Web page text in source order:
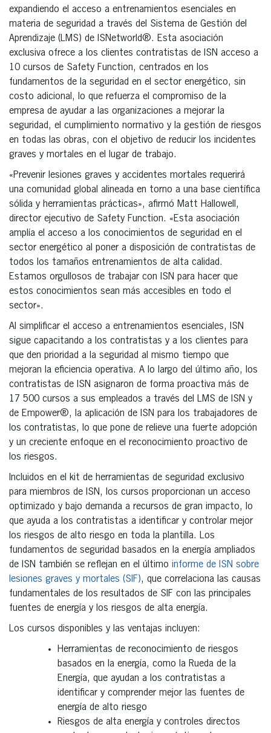
expandiendo el acceso a entrenamientos esenciales en
materia de seguridad a través del Sistema de Gestión del
Aprendizaje (LMS) de ISNetworld®. Esta asociación
exclusiva ofrece a los clientes contratistas de ISN acceso a
10 cursos de Safety Function, centrados en los
fundamentos de la seguridad en el sector energético, sin
costo adicional, lo que refuerza el compromiso de la
empresa de ayudar a las organizaciones a mejorar la
seguridad, el cumplimiento normativo y la gestión de riesgos
en todas las obras, con el objetivo de reducir los incidentes
graves y mortales en el lugar de trabajo.
«Prevenir lesiones graves y accidentes mortales requerirá
una comunidad global alineada en torno a una base científica
sólida y herramientas prácticas», afirmó Matt Hallowell,
director ejecutivo de Safety Function. «Esta asociación
amplía el acceso a los conocimientos de seguridad en el
sector energético al poner a disposición de contratistas de
todos los tamaños entrenamientos de alta calidad.
Estamos orgullosos de trabajar con ISN para hacer que
estos conocimientos sean más accesibles en todo el
sector».
Al simplificar el acceso a entrenamientos esenciales, ISN
sigue capacitando a los contratistas y a los clientes para
que den prioridad a la seguridad al mismo tiempo que
mejoran la eficiencia operativa. A lo largo del último año, los
contratistas de ISN asignaron de forma proactiva más de
17 500 cursos a sus empleados a través del LMS de ISN y
de Empower®, la aplicación de ISN para los trabajadores de
los contratistas, lo que pone de relieve una fuerte adopción
y un creciente enfoque en el reconocimiento proactivo de
los riesgos.
Incluidos en el kit de herramientas de seguridad exclusivo
para miembros de ISN, los cursos proporcionan un acceso
optimizado y bajo demanda a recursos de gran impacto, lo
que ayuda a los contratistas a identificar y controlar mejor
los riesgos de alto riesgo en toda la plantilla. Los
fundamentos de seguridad basados en la energía ampliados
de ISN también se reflejan en el último informe de ISN sobre
lesiones graves y mortales (SIF), que correlaciona las causas
fundamentales de los resultados de SIF con las principales
fuentes de energía y los riesgos de alta energía.
Los cursos disponibles y las ventajas incluyen:
Herramientas de reconocimiento de riesgos
basados en la energía, como la Rueda de la
Energía, que ayudan a los contratistas a
identificar y comprender mejor las fuentes de
energía de alto riesgo
Riesgos de alta energía y controles directos